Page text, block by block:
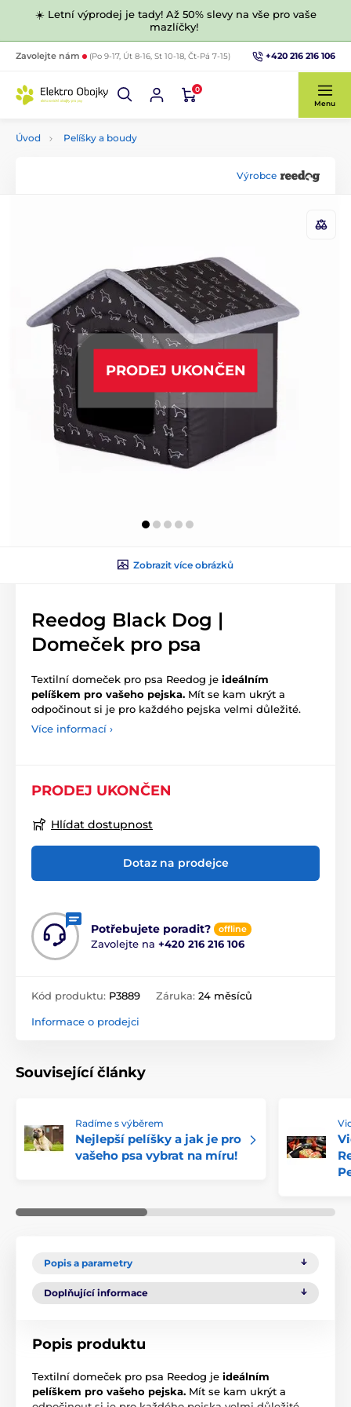
☀️ Letní výprodej je tady! Až 50% slevy na vše pro vaše
mazlíčky!
Zavolejte nám (Po 9-17, Út 8-16, St 10-18, Čt-Pá 7-15) +420 216 216 106
0
Menu
Úvod Pelíšky a boudy
Výrobce
PRODEJ UKONČEN
Zobrazit více obrázků
Reedog Black Dog |
Domeček pro psa
Textilní domeček pro psa Reedog je ideálním
pelíškem pro vašeho pejska. Mít se kam ukrýt a
odpočinout si je pro každého pejska velmi důležité.
Více informací ›
PRODEJ UKONČEN
Hlídat dostupnost
Dotaz na prodejce
Potřebujete poradit? offline
Zavolejte na +420 216 216 106
Kód produktu: P3889 Záruka: 24 měsíců
Informace o prodejci
Související články
Radíme s výběrem
Nejlepší pelíšky a jak je pro
vašeho psa vybrat na míru!
Popis a parametry
Doplňující informace
Popis produktu
Textilní domeček pro psa Reedog je ideálním
pelíškem pro vašeho pejska. Mít se kam ukrýt a